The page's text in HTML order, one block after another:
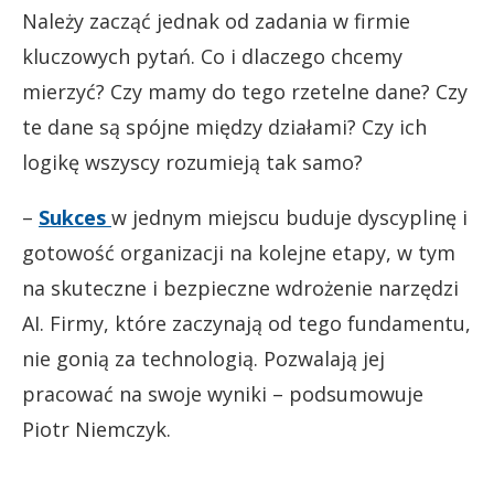
Należy zacząć jednak od zadania w firmie
kluczowych pytań. Co i dlaczego chcemy
mierzyć? Czy mamy do tego rzetelne dane? Czy
te dane są spójne między działami? Czy ich
logikę wszyscy rozumieją tak samo?
– Sukces w jednym miejscu buduje dyscyplinę i
gotowość organizacji na kolejne etapy, w tym
na skuteczne i bezpieczne wdrożenie narzędzi
AI. Firmy, które zaczynają od tego fundamentu,
nie gonią za technologią. Pozwalają jej
pracować na swoje wyniki – podsumowuje
Piotr Niemczyk.